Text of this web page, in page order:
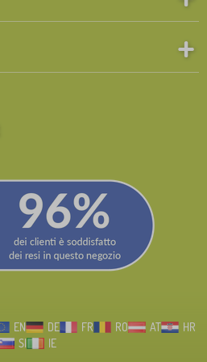
EN DE FR RO AT
HR
SI
IE